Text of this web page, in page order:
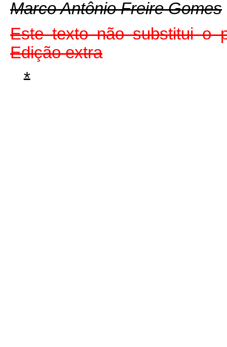
Marco Antônio Freire Gomes
Este texto não substitui o
Edição extra
*